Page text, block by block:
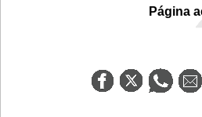
Página